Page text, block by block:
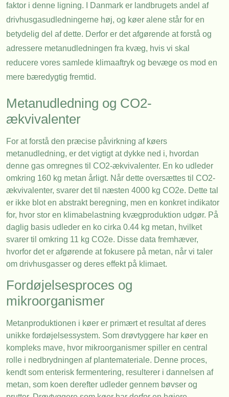
faktor i denne ligning. I Danmark er landbrugets andel af
drivhusgasudledningerne høj, og køer alene står for en
betydelig del af dette. Derfor er det afgørende at forstå og
adressere metanudledningen fra kvæg, hvis vi skal
reducere vores samlede klimaaftryk og bevæge os mod en
mere bæredygtig fremtid.
Metanudledning og CO2-
ækvivalenter
For at forstå den præcise påvirkning af køers
metanudledning, er det vigtigt at dykke ned i, hvordan
denne gas omregnes til CO2-ækvivalenter. En ko udleder
omkring 160 kg metan årligt. Når dette oversættes til CO2-
ækvivalenter, svarer det til næsten 4000 kg CO2e. Dette tal
er ikke blot en abstrakt beregning, men en konkret indikator
for, hvor stor en klimabelastning kvægproduktion udgør. På
daglig basis udleder en ko cirka 0.44 kg metan, hvilket
svarer til omkring 11 kg CO2e. Disse data fremhæver,
hvorfor det er afgørende at fokusere på metan, når vi taler
om drivhusgasser og deres effekt på klimaet.
Fordøjelsesproces og
mikroorganismer
Metanproduktionen i køer er primært et resultat af deres
unikke fordøjelsessystem. Som drøvtyggere har køer en
kompleks mave, hvor mikroorganismer spiller en central
rolle i nedbrydningen af plantemateriale. Denne proces,
kendt som enterisk fermentering, resulterer i dannelsen af
metan, som koen derefter udleder gennem bøvser og